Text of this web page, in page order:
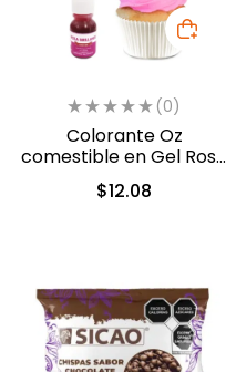
(0)
Colorante Oz
comestible en Gel Rosa
10ml (549)
$12.08